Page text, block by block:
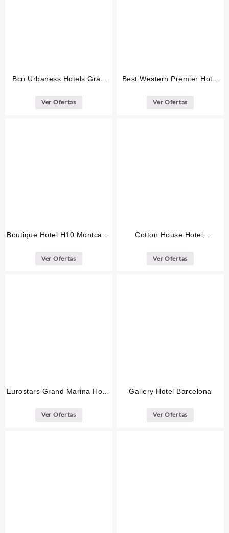
Bcn Urbaness Hotels Gran
Ver Ofertas
Best Western Premier Hotel
Ver Ofertas
Boutique Hotel H10 Montcada
Ver Ofertas
Cotton House Hotel,
Barcelona
Ver Ofertas
Eurostars Grand Marina Hotel
Ver Ofertas
Gallery Hotel Barcelona
Ver Ofertas